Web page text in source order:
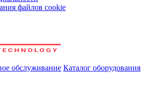
файлов cookie
обслуживание Каталог оборудования